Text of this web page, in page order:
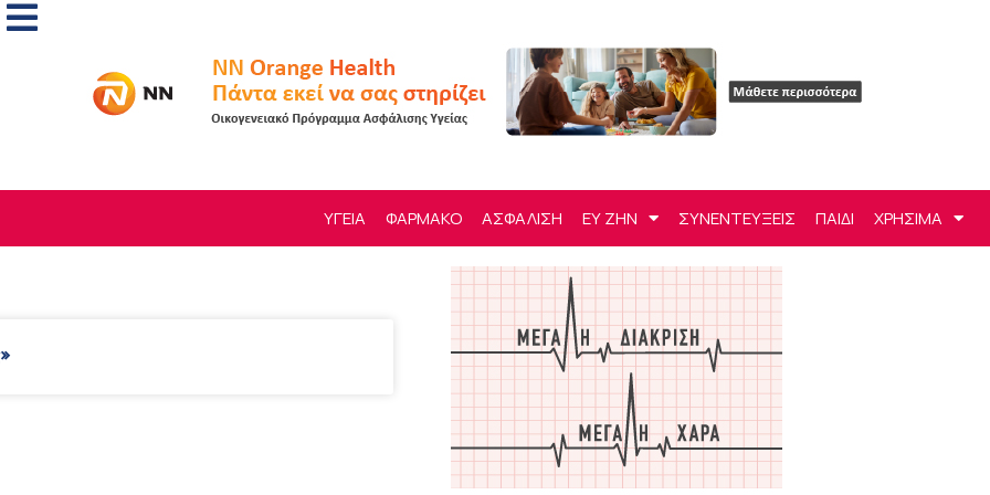
ΥΓΕΙΑ ΦΑΡΜΑΚΟ ΑΣΦΑΛΙΣΗ ΕΥ ΖΗΝ ΣΥΝΕΝΤΕΥΞΕΙΣ ΠΑΙΔΙ ΧΡΗΣΙΜΑ